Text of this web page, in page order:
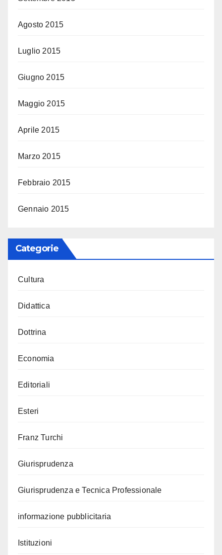
Agosto 2015
Luglio 2015
Giugno 2015
Maggio 2015
Aprile 2015
Marzo 2015
Febbraio 2015
Gennaio 2015
Categorie
Cultura
Didattica
Dottrina
Economia
Editoriali
Esteri
Franz Turchi
Giurisprudenza
Giurisprudenza e Tecnica Professionale
informazione pubblicitaria
Istituzioni